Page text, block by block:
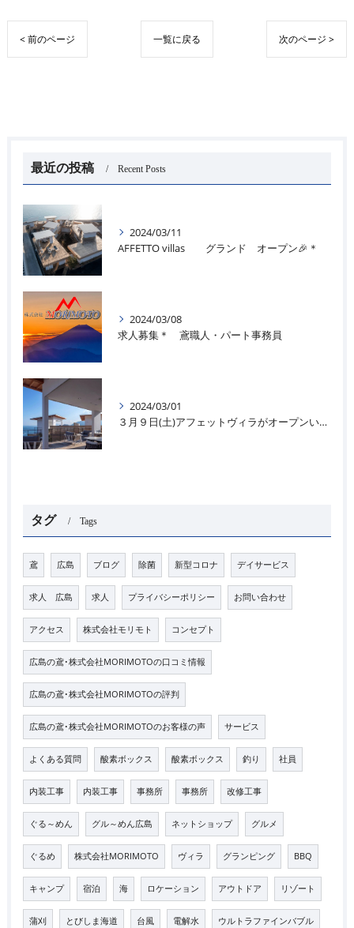
< 前のページ 一覧に戻る 次のページ >
最近の投稿 Recent Posts
2024/03/11
AFFETTO villas グランド オープン🎉＊
2024/03/08
求人募集＊ 鳶職人・パート事務員
2024/03/01
３月９日(土)アフェットヴィラがオープンいたします＊🌊
タグ Tags
鳶 広島 ブログ 除菌 新型コロナ デイサービス
求人 広島 求人 プライバシーポリシー お問い合わせ
アクセス 株式会社モリモト コンセプト
広島の鳶･株式会社MORIMOTOの口コミ情報
広島の鳶･株式会社MORIMOTOの評判
広島の鳶･株式会社MORIMOTOのお客様の声 サービス
よくある質問 酸素ボックス 酸素ボックス 釣り 社員
内装工事 内装工事 事務所 事務所 改修工事
ぐる～めん グル～めん広島 ネットショップ グルメ
ぐるめ 株式会社MORIMOTO ヴィラ グランピング BBQ
キャンプ 宿泊 海 ロケーション アウトドア リゾート
蒲刈 とびしま海道 台風 電解水 ウルトラファインバブル